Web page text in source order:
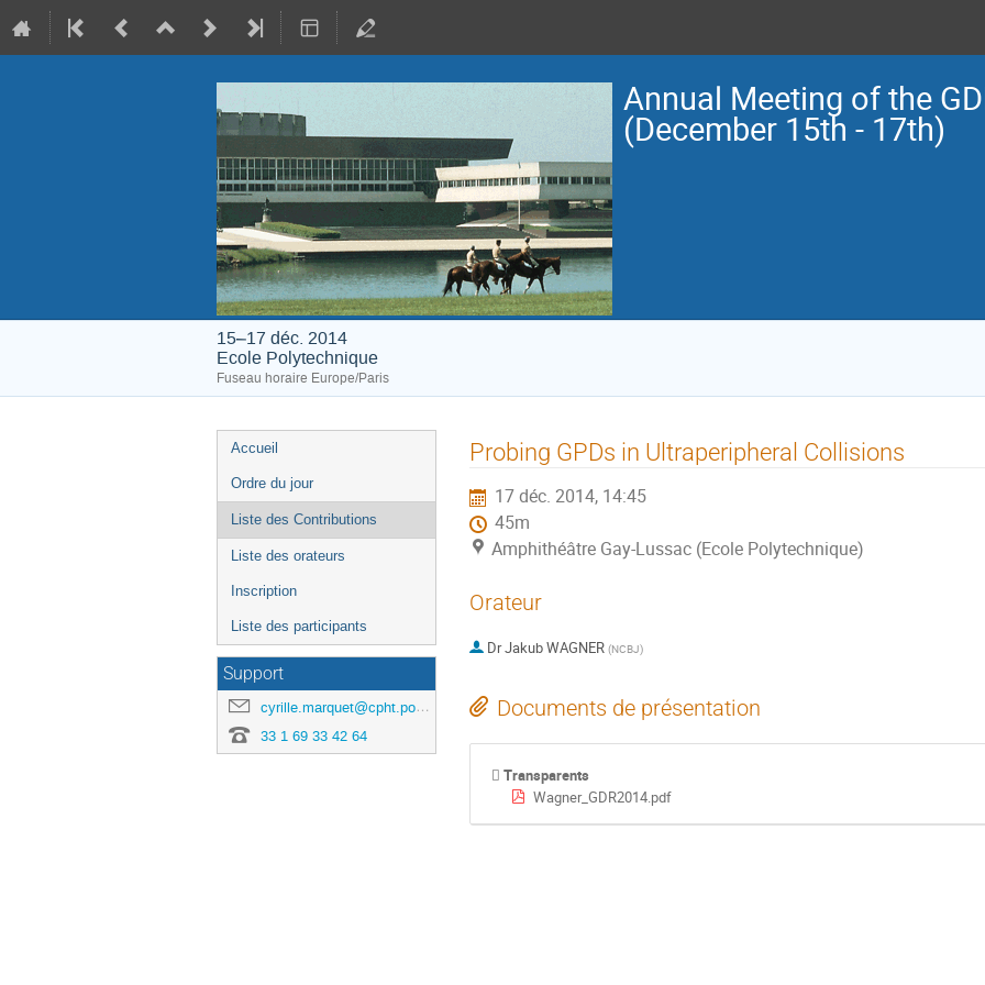
Annual Meeting of the
(December 15th - 17th)
15–17 déc. 2014
Ecole Polytechnique
Fuseau horaire Europe/Paris
Menu
de
l'événement
Accueil
Ordre du jour
Liste des Contributions
Liste des orateurs
Inscription
Liste des participants
Support
cyrille.marquet@cpht.polytechnique.fr
33 1 69 33 42 64
Probing GPDs in Ultraperipheral Collisions
17 déc. 2014, 14:45
45m
Amphithéâtre Gay-Lussac (Ecole Polytechnique)
Orateur
DrJakub WAGNER (NCBJ)
Documents de présentation
Transparents
Wagner_GDR2014.pdf